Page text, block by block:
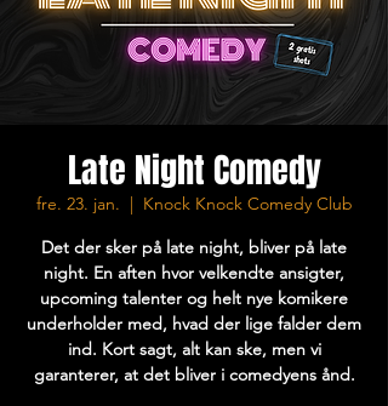
Late Night Comedy
fre. 23. jan.
  |
Knock Knock Comedy Club
Det der sker på late night, bliver på late
night. En aften hvor velkendte ansigter,
upcoming talenter og helt nye komikere
underholder med, hvad der lige falder dem
ind. Kort sagt, alt kan ske, men vi
garanterer, at det bliver i comedyens ånd.